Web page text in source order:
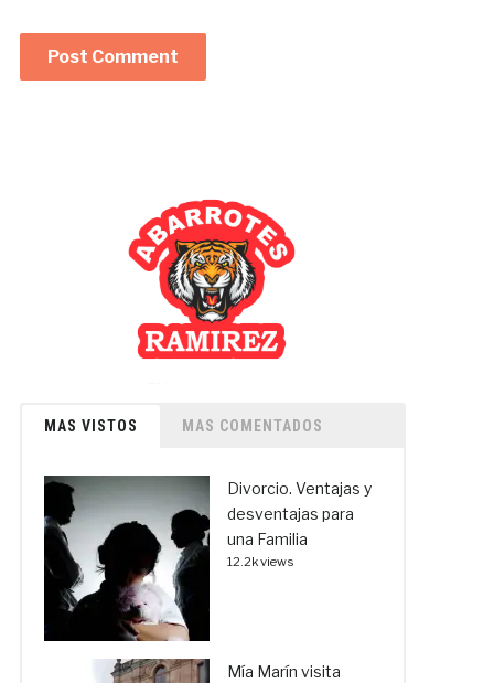
MAS VISTOS MAS COMENTADOS
Divorcio. Ventajas y
desventajas para
una Familia
12.2k views
Mía Marín visita